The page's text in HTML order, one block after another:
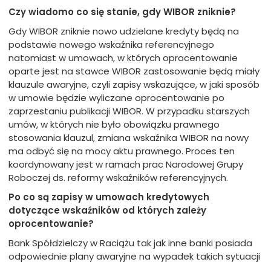
Czy wiadomo co się stanie, gdy WIBOR zniknie?
Gdy WIBOR zniknie nowo udzielane kredyty będą na
podstawie nowego wskaźnika referencyjnego
natomiast w umowach, w których oprocentowanie
oparte jest na stawce WIBOR zastosowanie będą miały
klauzule awaryjne, czyli zapisy wskazujące, w jaki sposób
w umowie będzie wyliczane oprocentowanie po
zaprzestaniu publikacji WIBOR. W przypadku starszych
umów, w których nie było obowiązku prawnego
stosowania klauzul, zmiana wskaźnika WIBOR na nowy
ma odbyć się na mocy aktu prawnego. Proces ten
koordynowany jest w ramach prac Narodowej Grupy
Roboczej ds. reformy wskaźników referencyjnych.
Po co są zapisy w umowach kredytowych
dotyczące wskaźników od których zależy
oprocentowanie?
Bank Spółdzielczy w Raciążu tak jak inne banki posiada
odpowiednie plany awaryjne na wypadek takich sytuacji